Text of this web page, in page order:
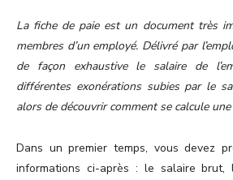
La fiche de paie est un document très
membres d’un employé. Délivré par
de façon exhaustive le salaire de
différentes exonérations subies par le
alors de découvrir comment se calcule une
Dans un premier temps, vous devez
informations ci-après : le salaire brut,